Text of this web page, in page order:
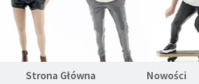
Strona Główna Nowości